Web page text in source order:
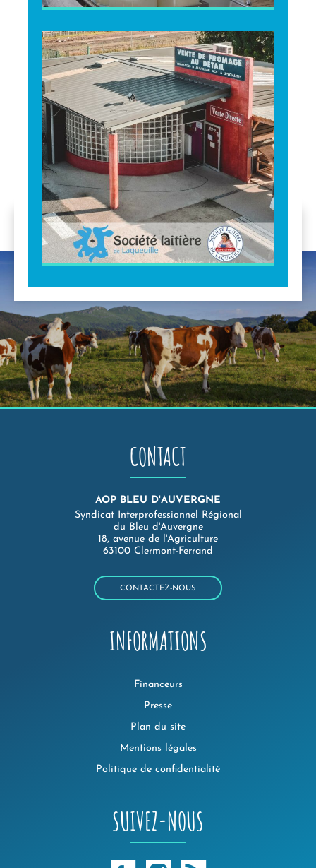
CONTACT
AOP BLEU D'AUVERGNE
Syndicat Interprofessionnel Régional
du Bleu d'Auvergne
18, avenue de l'Agriculture
63100 Clermont-Ferrand
CONTACTEZ-NOUS
INFORMATIONS
Financeurs
Presse
Plan du site
Mentions légales
Politique de confidentialité
SUIVEZ-NOUS